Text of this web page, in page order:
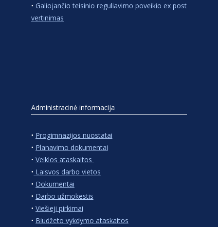
• Galiojančio teisinio reguliavimo poveikio ex post
vertinimas
Administracinė informacija
• Progimnazijos nuostatai
• Planavimo dokumentai
• Veiklos ataskaitos
• Laisvos darbo vietos
• Dokumentai
• Darbo užmokestis
• Viešieji pirkimai
• Biudžeto vykdymo ataskaitos